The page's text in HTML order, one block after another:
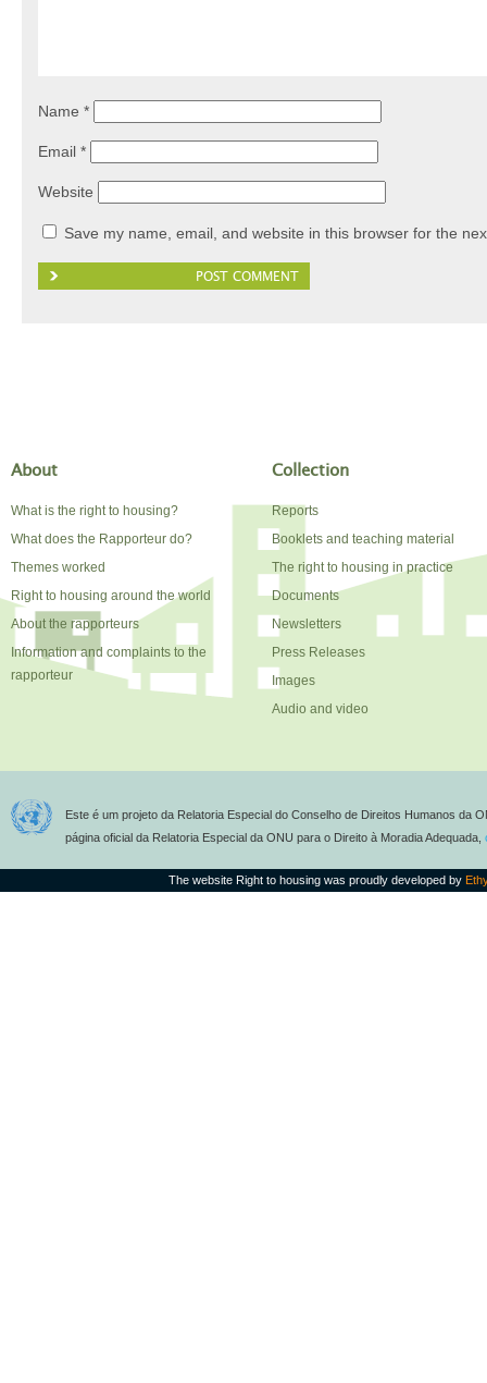
Name *
Email *
Website
Save my name, email, and website in this browser for the
About
What is the right to housing?
What does the Rapporteur do?
Themes worked
Right to housing around the world
About the rapporteurs
Information and complaints to the
rapporteur
Collection
Reports
Booklets and teaching material
The right to housing in practice
Documents
Newsletters
Press Releases
Images
Audio and video
Este é um projeto da Relatoria Especial do Conselho de Direitos Humanos da
página oficial da Relatoria Especial da ONU para o Direito à Moradia Adequada,
The website Right to housing was proudly developed by